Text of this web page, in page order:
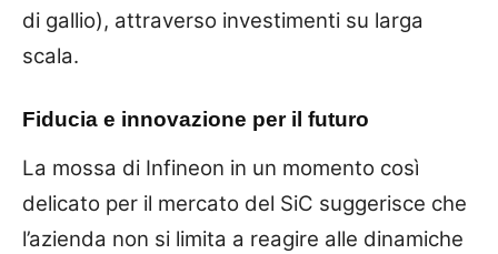
di gallio), attraverso investimenti su larga
scala.
Fiducia e innovazione per il futuro
La mossa di Infineon in un momento così
delicato per il mercato del SiC suggerisce che
l’azienda non si limita a reagire alle dinamiche